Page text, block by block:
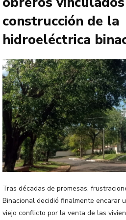
construcción de la
hidroeléctrica
Tras décadas de promesas,
Binacional decidió finalmente encarar
viejo conflicto por la venta de las